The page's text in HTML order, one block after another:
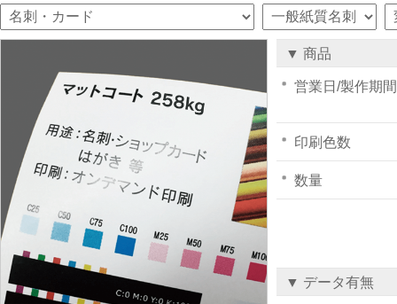
▼ 商品
営業日/製作期間
印刷色数
数量
▼ データ有無